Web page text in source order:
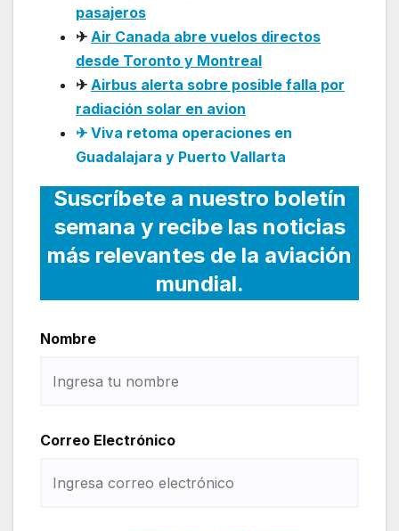
pasajeros
✈ Air Canada abre vuelos directos
desde Toronto y Montreal
✈ Airbus alerta sobre posible falla por
radiación solar en avion
✈ Viva retoma operaciones en
Guadalajara y Puerto Vallarta
Suscríbete a nuestro boletín
semana y recibe las noticias
más relevantes de la aviación
mundial.
Nombre
Correo Electrónico